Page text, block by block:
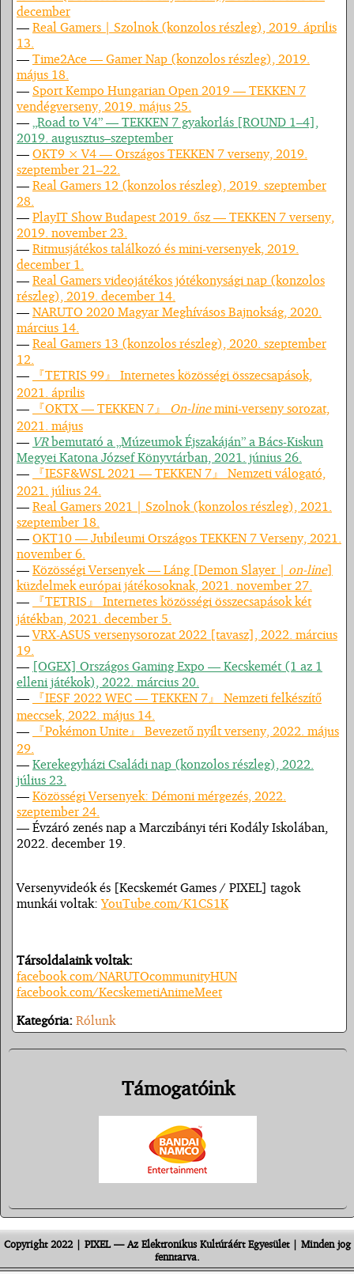
december
— Real Gamers | Szolnok (konzolos részleg), 2019. április
13.
— Time2Ace — Gamer Nap (konzolos részleg), 2019.
május 18.
— Sport Kempo Hungarian Open 2019 — TEKKEN 7
vendégverseny, 2019. május 25.
— „Road to V4” — TEKKEN 7 gyakorlás [ROUND 1–4],
2019. augusztus–szeptember
— OKT9 × V4 — Országos TEKKEN 7 verseny, 2019.
szeptember 21–22.
— Real Gamers 12 (konzolos részleg), 2019. szeptember
28.
— PlayIT Show Budapest 2019. ősz — TEKKEN 7 verseny,
2019. november 23.
— Ritmusjátékos találkozó és mini-versenyek, 2019.
december 1.
— Real Gamers videojátékos jótékonysági nap (konzolos
részleg), 2019. december 14.
— NARUTO 2020 Magyar Meghívásos Bajnokság, 2020.
március 14.
— Real Gamers 13 (konzolos részleg), 2020. szeptember
12.
—
『TETRIS 99』 Internetes közösségi összecsapások,
2021. április
—
『OKTX — TEKKEN 7』 On-linemini-verseny sorozat,
2021. május
— VRbemutató a „Múzeumok Éjszakáján” a Bács-Kiskun
Megyei Katona József Könyvtárban, 2021. június 26.
—
『IESF&WSL 2021 — TEKKEN 7』 Nemzeti válogató,
2021. július 24.
— Real Gamers 2021 | Szolnok (konzolos részleg), 2021.
szeptember 18.
— OKT10 — Jubileumi Országos TEKKEN 7 Verseny, 2021.
november 6.
— Közösségi Versenyek — Láng [Demon Slayer | on-line]
küzdelmek európai játékosoknak, 2021. november 27.
—
『TETRIS』 Internetes közösségi összecsapások két
játékban, 2021. december 5.
— VRX-ASUS versenysorozat 2022 [tavasz], 2022. március
19.
— [OGEX] Országos Gaming Expo — Kecskemét (1 az 1
elleni játékok), 2022. március 20.
—
『IESF 2022 WEC — TEKKEN 7』 Nemzeti felkészítő
meccsek, 2022. május 14.
—
『Pokémon Unite』 Bevezető nyílt verseny, 2022. május
29.
— Kerekegyházi Családi nap (konzolos részleg), 2022.
július 23.
— Közösségi Versenyek: Démoni mérgezés, 2022.
szeptember 24.
— Évzáró zenés nap a Marczibányi téri Kodály Iskolában,
2022. december 19.
Versenyvideók és [Kecskemét Games / PIXEL] tagok
munkái voltak:YouTube.com/K1CS1K
Társoldalaink voltak:
facebook.com/NARUTOcommunityHUN
facebook.com/KecskemetiAnimeMeet
Kategória: Rólunk
Támogatóink
Copyright 2022 | PIXEL — Az Elektronikus Kultúráért Egyesület | Minden jog
fenntarva.